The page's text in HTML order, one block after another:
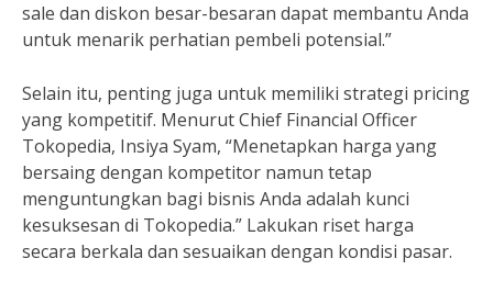
sale dan diskon besar-besaran dapat membantu Anda
untuk menarik perhatian pembeli potensial.”
Selain itu, penting juga untuk memiliki strategi pricing
yang kompetitif. Menurut Chief Financial Officer
Tokopedia, Insiya Syam, “Menetapkan harga yang
bersaing dengan kompetitor namun tetap
menguntungkan bagi bisnis Anda adalah kunci
kesuksesan di Tokopedia.” Lakukan riset harga
secara berkala dan sesuaikan dengan kondisi pasar.